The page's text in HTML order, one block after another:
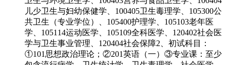
儿少卫生与妇幼保健学、100405卫生毒理学、105300公
共卫生（专业学位）、105400护理学、105103老年医
学、105114运动医学、105109全科医学、120402社会医
学与卫生事业管理、120404社会保障2、初试科目：
①101思想政治理论；②201英语（一）③专业课：至少